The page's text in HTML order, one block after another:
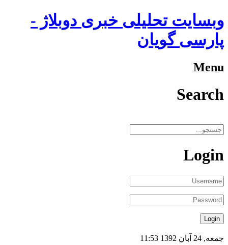
وبسایت تحلیلی خبری دوبلاژ -
پارسی گویان
Menu
Search
Login
جمعه, 24 آبان 1392 11:53